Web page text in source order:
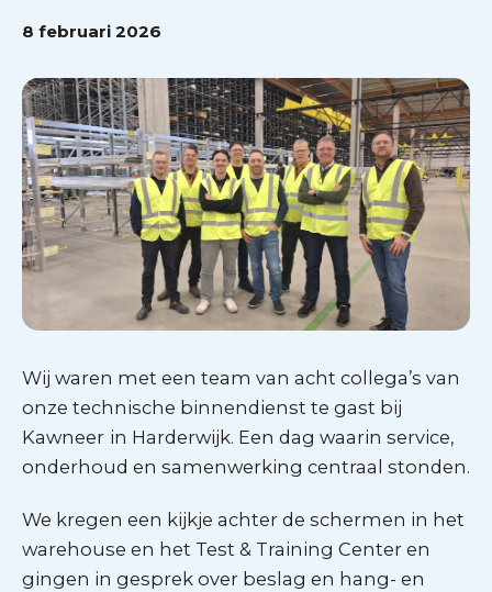
8 februari 2026
Wij waren met een team van acht collega’s van
onze technische binnendienst te gast bij
Kawneer in Harderwijk. Een dag waarin service,
onderhoud en samenwerking centraal stonden.
We kregen een kijkje achter de schermen in het
warehouse en het Test & Training Center en
gingen in gesprek over beslag en hang- en